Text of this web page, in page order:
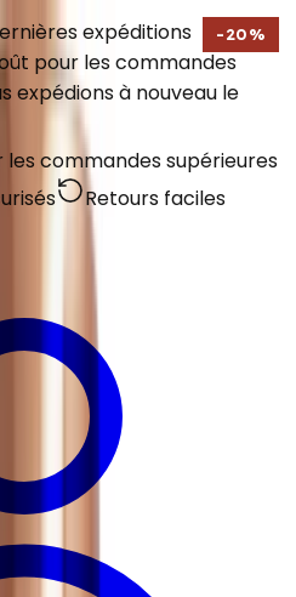
expéditions
pour les commandes
expédions à nouveau le
les commandes supérieures
Retours faciles
- 20 %